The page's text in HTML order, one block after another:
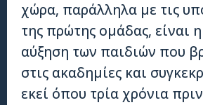
χώρα, παράλληλα με τις
της πρώτης ομάδας, είναι
αύξηση των παιδιών που
στις ακαδημίες και
εκεί όπου τρία χρόνια